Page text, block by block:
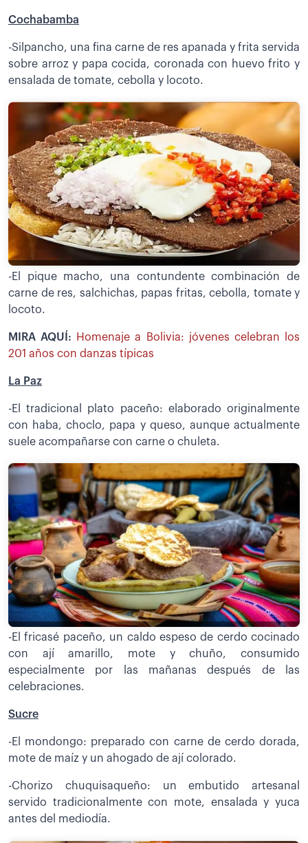
Cochabamba
-Silpancho, una fina carne de res apanada y frita servida
sobre arroz y papa cocida, coronada con huevo frito y
ensalada de tomate, cebolla y locoto.
-El pique macho, una contundente combinación de
carne de res, salchichas, papas fritas, cebolla, tomate y
locoto.
MIRA AQUÍ:
Homenaje a Bolivia: jóvenes celebran los
201 años con danzas típicas
La Paz
-El tradicional plato paceño: elaborado originalmente
con haba, choclo, papa y queso, aunque actualmente
suele acompañarse con carne o chuleta.
-El fricasé paceño, un caldo espeso de cerdo cocinado
con ají amarillo, mote y chuño, consumido
especialmente por las mañanas después de las
celebraciones.
Sucre
-El mondongo: preparado con carne de cerdo dorada,
mote de maíz y un ahogado de ají colorado.
-Chorizo chuquisaqueño: un embutido artesanal
servido tradicionalmente con mote, ensalada y yuca
antes del mediodía.